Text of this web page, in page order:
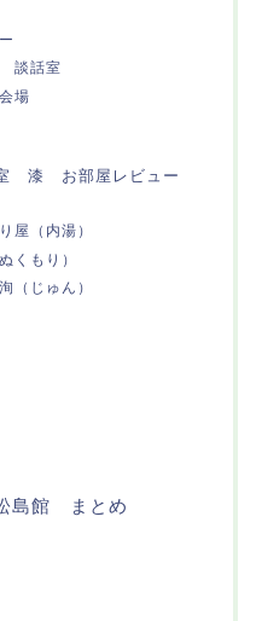
談話室
場
漆 お部屋レビュー
屋（内湯）
くもり）
（じゅん）
島館 まとめ